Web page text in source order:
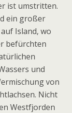
ist umstritten.
ein großer
Island, wo
befürchten
und
von
Nicht
Westfjorden